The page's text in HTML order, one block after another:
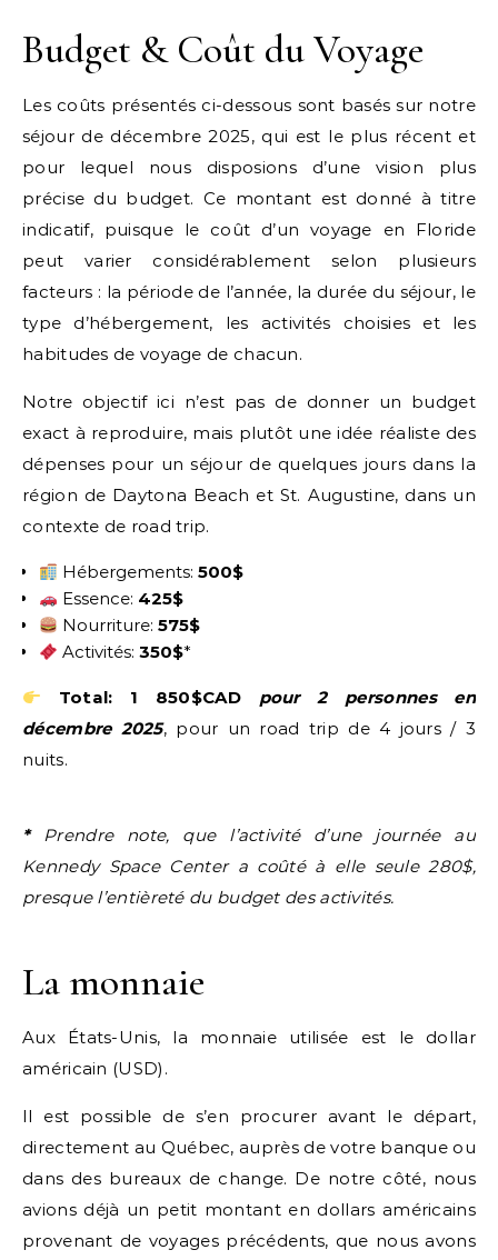
Budget & Coût du Voyage
Les coûts présentés ci-dessous sont basés sur notre
séjour de décembre 2025, qui est le plus récent et
pour lequel nous disposions d’une vision plus
précise du budget. Ce montant est donné à titre
indicatif, puisque le coût d’un voyage en Floride
peut varier considérablement selon plusieurs
facteurs : la période de l’année, la durée du séjour, le
type d’hébergement, les activités choisies et les
habitudes de voyage de chacun.
Notre objectif ici n’est pas de donner un budget
exact à reproduire, mais plutôt une idée réaliste des
dépenses pour un séjour de quelques jours dans la
région de Daytona Beach et St. Augustine, dans un
contexte de road trip.
Hébergements:500$
Essence: 425$
Nourriture:575$
Activités:350$*
Total: 1 850$CAD
pour 2 personnes en
décembre 2025, pour un road trip de 4 jours / 3
nuits.
*Prendre note, que l’activité d’une journée au
Kennedy Space Center a coûté à elle seule 280$,
presque l’entièreté du budget des activités.
La monnaie
Aux États-Unis, la monnaie utilisée est le dollar
américain (USD).
Il est possible de s’en procurer avant le départ,
directement au Québec, auprès de votre banque ou
dans des bureaux de change. De notre côté, nous
avions déjà un petit montant en dollars américains
provenant de voyages précédents, que nous avons